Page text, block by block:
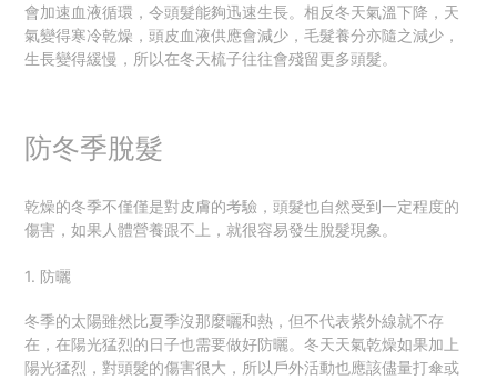
會加速血液循環，令頭髮能夠迅速生長。相反冬天氣溫下降，天
氣變得寒冷乾燥，頭皮血液供應會減少，毛髮養分亦隨之減少，
生長變得緩慢，所以在冬天梳子往往會殘留更多頭髮。
防冬季脫髮
乾燥的冬季不僅僅是對皮膚的考驗，頭髮也自然受到一定程度的
傷害，如果人體營養跟不上，就很容易發生脫髮現象。
1. 防曬
冬季的太陽雖然比夏季沒那麼曬和熱，但不代表紫外線就不存
在，在陽光猛烈的日子也需要做好防曬。冬天天氣乾燥如果加上
陽光猛烈，對頭髮的傷害很大，所以戶外活動也應該儘量打傘或